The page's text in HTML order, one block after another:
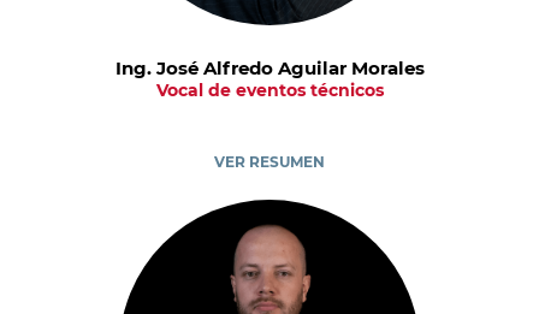
Ing. José Alfredo Aguilar Morales
Vocal de eventos técnicos
VER RESUMEN